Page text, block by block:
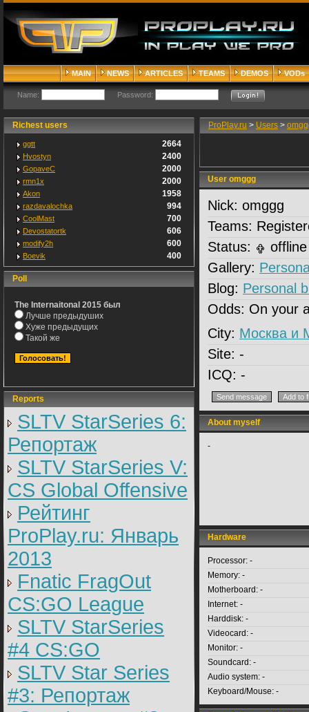
MAIN NEWS ARTICLES TEAMS DEMOS VODs
Name: Password:
Richest users
ggtt 2664
Hvostyn 2400
GopaveC 2000
rmn1x 2000
Akon 1958
razdavalochka 994
CoolMast 700
Devostatortk 606
modify2h 600
Boevik 400
Poll
The Internaitonal 2015 был
Лучше предыдуших
Хуже предыдущих
Такой же
Reports
SLTV StarSeries 6:
Репортаж
SLTV StarSeries V:
CS Global Offensive
Рейтинг
ProPlay.ru: Январь
2013
Fnatic FragOut
CS:GO League
SLTV StarSeries
#4 CS:GO
SLTV Star Series
#3: Репортаж
ProPlay.ru > Users >
User omggg
Nick: omggg
Teams:
Status:
offline
Gallery:
Blog: Personal
Odds: On your
City: Москва и
Site: -
ICQ: -
About myself
-
Hardware
Processor: -
Memory: -
Motherboard: -
Internet: -
Harddisk: -
Videocard: -
Monitor: -
Soundcard: -
Audio system: -
Keyboard/Mouse: -